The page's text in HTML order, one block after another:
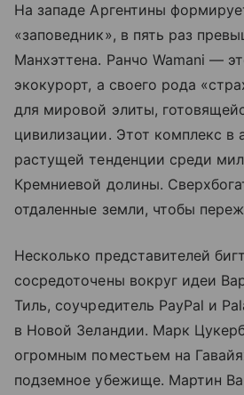
На западе Аргентины
«заповедник», в пять раз
Манхэттена. Ранчо Wamani —
экокурорт, а своего рода
для мировой элиты,
цивилизации. Этот комплекс в
растущей тенденции среди
Кремниевой долины.
отдаленные земли, чтобы
Несколько представителей
сосредоточены вокруг идеи
Тиль, соучредитель PayPal и
в Новой Зеландии. Марк
огромным поместьем на
подземное убежище. Мартин